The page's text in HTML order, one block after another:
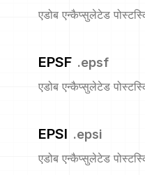
एडोब एन्कैप्सुलेटेड
EPSF .epsf
एडोब एन्कैप्सुलेटेड
EPSI .epsi
एडोब एन्कैप्सुलेटेड